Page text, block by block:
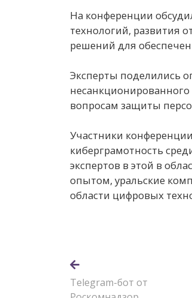
На конференции
технологий, развития
решений для
Эксперты поделились
несанкционированного
вопросам защиты
Участники
киберграмотность
экспертов в этой в
опытом, уральские
области цифровых
Telegram-бот от